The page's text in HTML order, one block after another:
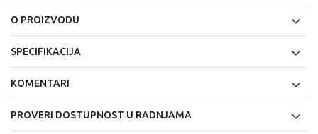
O PROIZVODU
SPECIFIKACIJA
KOMENTARI
PROVERI DOSTUPNOST U RADNJAMA